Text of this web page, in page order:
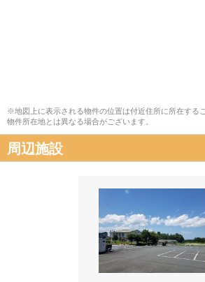
※地図上に表示される物件の位置は付近住所に所在する
物件所在地とは異なる場合がございます。
周辺施設